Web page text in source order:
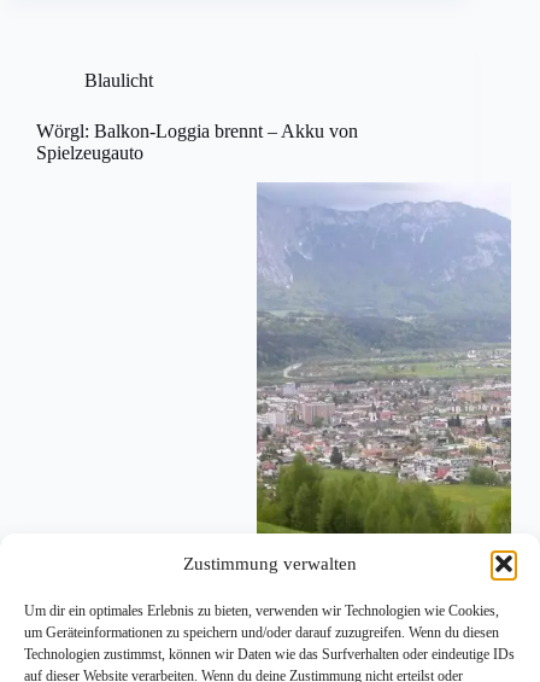
Zustimmung verwalten
Um dir ein optimales Erlebnis zu bieten, verwenden wir Technologien wie Cookies,
um Geräteinformationen zu speichern und/oder darauf zuzugreifen. Wenn du diesen
Technologien zustimmst, können wir Daten wie das Surfverhalten oder eindeutige IDs
auf dieser Website verarbeiten. Wenn du deine Zustimmung nicht erteilst oder
Blaulicht
Wörgl: Balkon-Loggia brennt – Akku von
Spielzeugauto
WÖRGL, 13. Okt 2025 – Am Sonntag, 12. Oktober,